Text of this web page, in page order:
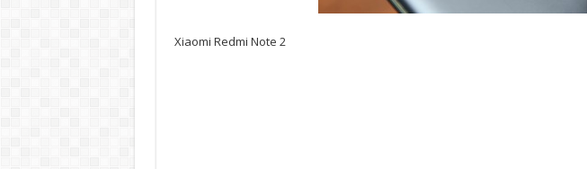
Xiaomi Redmi Note 2